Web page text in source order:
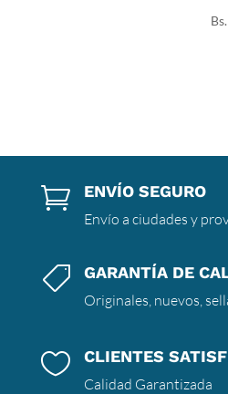
Bs.
 ENVÍO SEGURO
Envío a ciudades y
 GARANTÍA DE
Originales, nuevos,
 CLIENTES
Calidad Garantizada